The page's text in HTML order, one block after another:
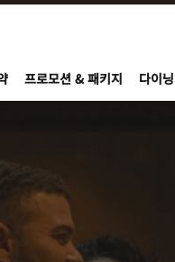
프로모션 & 패키지 다이닝